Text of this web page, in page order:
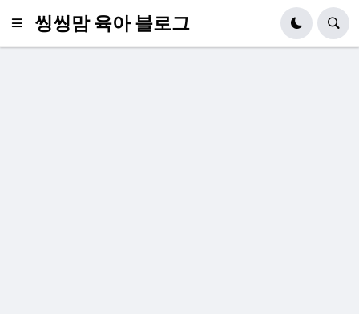
씽씽맘 육아 블로그